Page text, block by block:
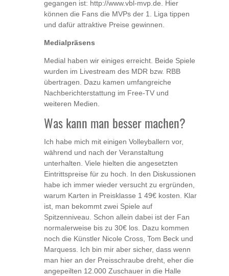
gegangen ist: http://www.vbl-mvp.de. Hier
können die Fans die MVPs der 1. Liga tippen
und dafür attraktive Preise gewinnen.
Medialpräsens
Medial haben wir einiges erreicht. Beide Spiele
wurden im Livestream des MDR bzw. RBB
übertragen. Dazu kamen umfangreiche
Nachberichterstattung im Free-TV und
weiteren Medien.
Was kann man besser machen?
Ich habe mich mit einigen Volleyballern vor,
während und nach der Veranstaltung
unterhalten. Viele hielten die angesetzten
Eintrittspreise für zu hoch. In den Diskussionen
habe ich immer wieder versucht zu ergründen,
warum Karten in Preisklasse 1 49€ kosten. Klar
ist, man bekommt zwei Spiele auf
Spitzenniveau. Schon allein dabei ist der Fan
normalerweise bis zu 30€ los. Dazu kommen
noch die Künstler Nicole Cross, Tom Beck und
Marquess. Ich bin mir aber sicher, dass wenn
man hier an der Preisschraube dreht, eher die
angepeilten 12.000 Zuschauer in die Halle